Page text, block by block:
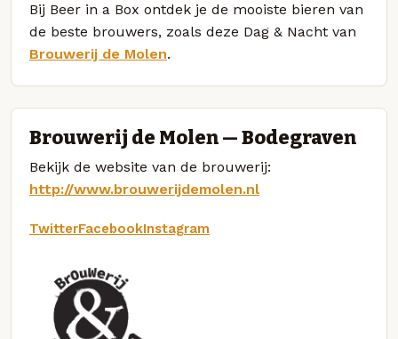
Bij Beer in a Box ontdek je de mooiste bieren van
de beste brouwers, zoals deze Dag & Nacht van
Brouwerij de Molen.
Brouwerij de Molen — Bodegraven
Bekijk de website van de brouwerij:
http://www.brouwerijdemolen.nl
TwitterFacebookInstagram